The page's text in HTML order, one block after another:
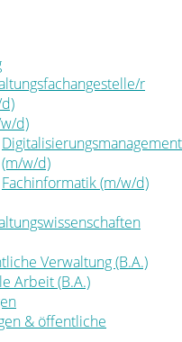
Unternehmen
r
d)
Digitalisierungsmanagement
(m/w/d)
Fachinformatik (m/w/d)
Verwaltung (B.A.)
Arbeit (B.A.)
& öffentliche